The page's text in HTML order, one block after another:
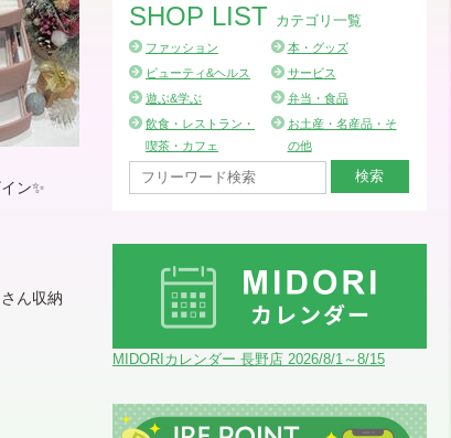
ン✨️
ん収納
SHOP LIST カテゴリ一覧
ファッション
本・グッズ
ビューティ&ヘルス
サービス
遊ぶ&学ぶ
弁当・食品
飲食・レストラン・
喫茶・カフェ
お土産・名産品・そ
の他
MIDORIカレンダー 長野店 2026/8/1～8/15